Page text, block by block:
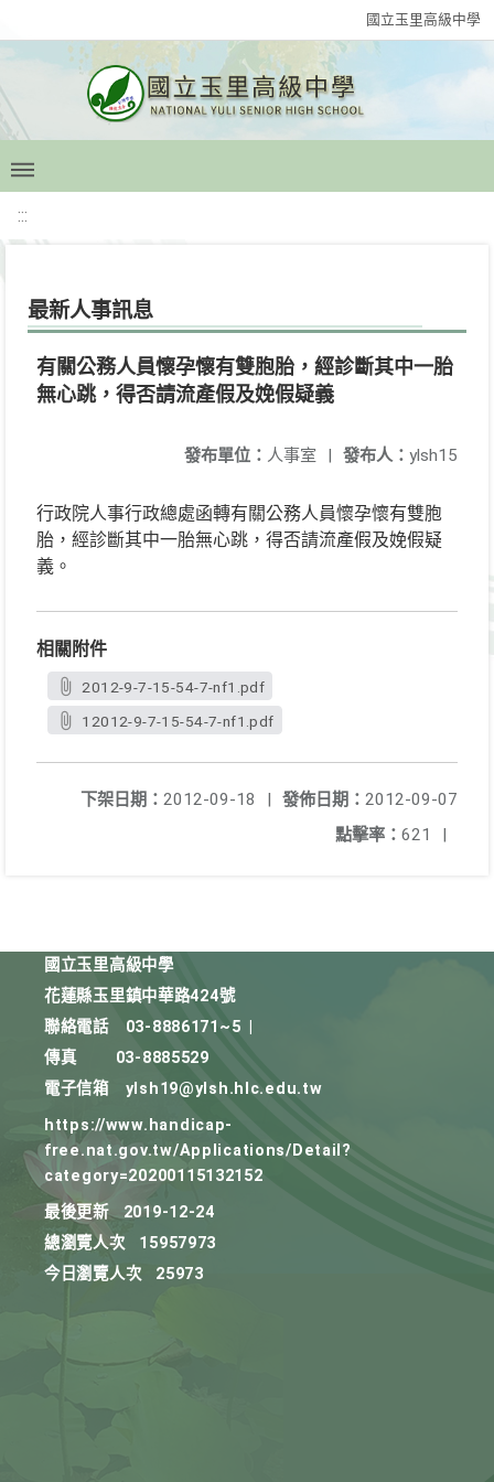
國立玉里高級中學
:::
最新人事訊息
有關公務人員懷孕懷有雙胞胎，經診斷其中一胎
無心跳，得否請流產假及娩假疑義
發布人： ylsh15
發布單位： 人事室 |
行政院人事行政總處函轉有關公務人員懷孕懷有雙胞
胎，經診斷其中一胎無心跳，得否請流產假及娩假疑
義。
相關附件
2012-9-7-15-54-7-nf1.pdf
12012-9-7-15-54-7-nf1.pdf
發佈日期： 2012-09-07
下架日期： 2012-09-18
|
點擊率： 621 |
國立玉里高級中學
花蓮縣玉里鎮中華路424號
聯絡電話
03-8886171~5
傳真
03-8885529
電子信箱
ylsh19@ylsh.hlc.edu.tw
https://www.handicap-
free.nat.gov.tw/Applications/Detail?
category=20200115132152
最後更新
2019-12-24
總瀏覽人次
15957973
今日瀏覽人次
25973